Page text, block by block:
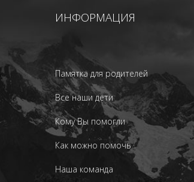
ИНФОРМАЦИЯ
Памятка для родителей
Все наши дети
Кому Вы помогли
Как можно помочь
Наша команда